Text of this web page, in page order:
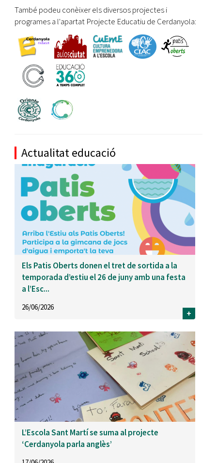
També podeu conèixer els diversos projectes i
programes a l'apartat Projecte Educatiu de Cerdanyola:
Actualitat educació
Els Patis Oberts donen el tret de sortida a la
temporada d’estiu el 26 de juny amb una festa
a l’Esc...
26/06/2026
+
L’Escola Sant Martí se suma al projecte
‘Cerdanyola parla anglès’